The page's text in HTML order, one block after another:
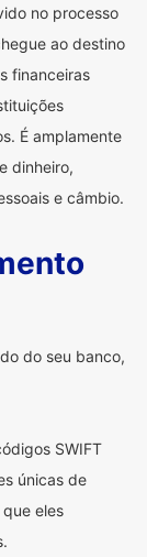
no processo
ao destino
financeiras
É amplamente
dinheiro,
e câmbio.
do seu banco,
SWIFT
únicas de
eles